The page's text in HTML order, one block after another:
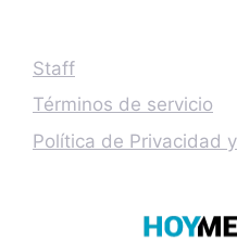
Staff
Términos de servicio
Política de Privacidad